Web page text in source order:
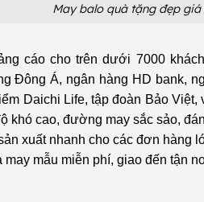
May balo quà tặng đẹp giá
cáo cho trên dưới 7000
Đông Á, ngân hàng HD bank,
Daichi Life, tập đoàn Bảo Việt,
khó cao, đường may sắc sảo,
xuất nhanh cho các đơn
mẫu miễn phí, giao đến tận